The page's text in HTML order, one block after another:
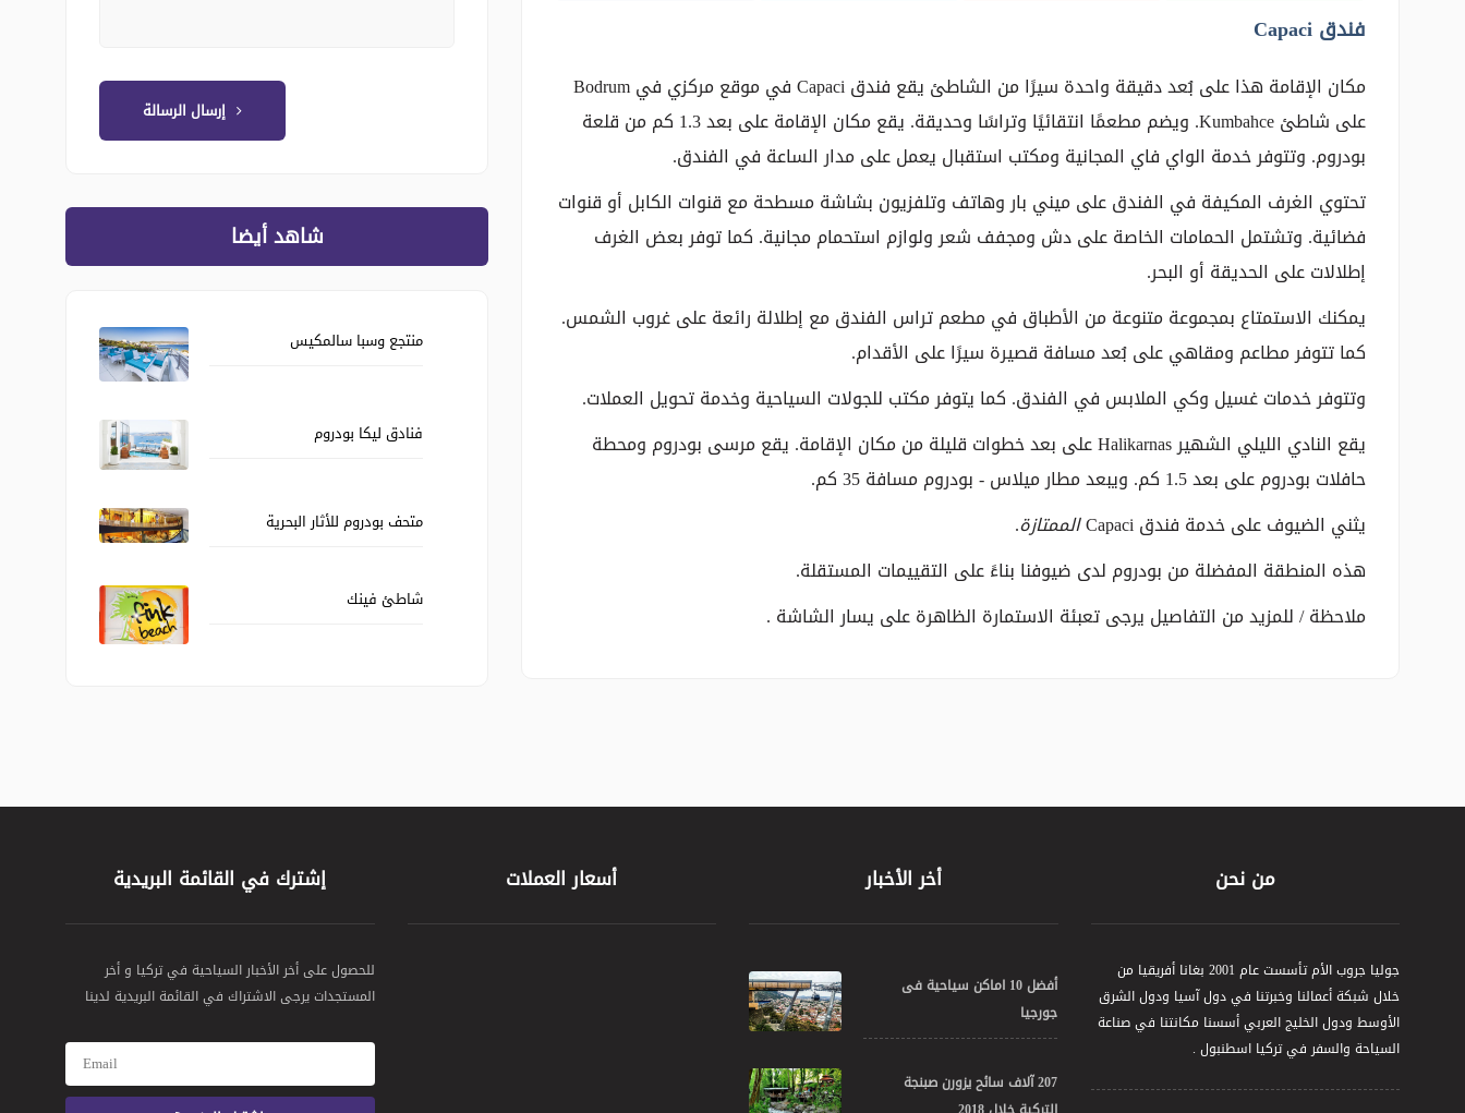
فندق Capaci
مكان الإقامة هذا على بُعد دقيقة واحدة سيرًا من الشاطئ يقع فندق Capaci في موقع مركزي في Bodrum
على شاطئ Kumbahce. ويضم مطعمًا انتقائيًا وتراسًا وحديقة. يقع مكان الإقامة على بعد 1.3 كم من قلعة
بودروم. وتتوفر خدمة الواي فاي المجانية ومكتب استقبال يعمل على مدار الساعة في الفندق.
تحتوي الغرف المكيفة في الفندق على ميني بار وهاتف وتلفزيون بشاشة مسطحة مع قنوات الكابل أو قنوات
فضائية. وتشتمل الحمامات الخاصة على دش ومجفف شعر ولوازم استحمام مجانية. كما توفر بعض الغرف
إطلالات على الحديقة أو البحر.
يمكنك الاستمتاع بمجموعة متنوعة من الأطباق في مطعم تراس الفندق مع إطلالة رائعة على غروب الشمس.
كما تتوفر مطاعم ومقاهي على بُعد مسافة قصيرة سيرًا على الأقدام.
وتتوفر خدمات غسيل وكي الملابس في الفندق. كما يتوفر مكتب للجولات السياحية وخدمة تحويل العملات.
يقع النادي الليلي الشهير Halikarnas على بعد خطوات قليلة من مكان الإقامة. يقع مرسى بودروم ومحطة
حافلات بودروم على بعد 1.5 كم. ويبعد مطار ميلاس - بودروم مسافة 35 كم.
يثني الضيوف على خدمة فندق Capaci
الممتازة.
هذه المنطقة المفضلة من بودروم لدى ضيوفنا بناءً على التقييمات المستقلة.
ملاحظة / للمزيد من التفاصيل يرجى تعبئة الاستمارة الظاهرة على يسار الشاشة .
إرسال الرسالة
شاهد أيضا
منتجع وسبا سالمكيس
فنادق ليكا بودروم
متحف بودروم للأثار البحرية
شاطئ فينك
من نحن
جوليا جروب الأم تأسست عام 2001 بغانا أفريقيا من
خلال شبكة أعمالنا وخبرتنا في دول آسيا ودول الشرق
الأوسط ودول الخليج العربي أسسنا مكانتنا في صناعة
السياحة والسفر في تركيا اسطنبول .
أخر الأخبار
أفضل 10 اماكن سياحية فى
جورجيا
207 آلاف سائح يزورن صبنجة
أسعار العملات إشترك في القائمة البريدية
للحصول على أخر الأخبار السياحية في تركيا و أخر
المستجدات يرجى الاشتراك في القائمة البريدية لدينا